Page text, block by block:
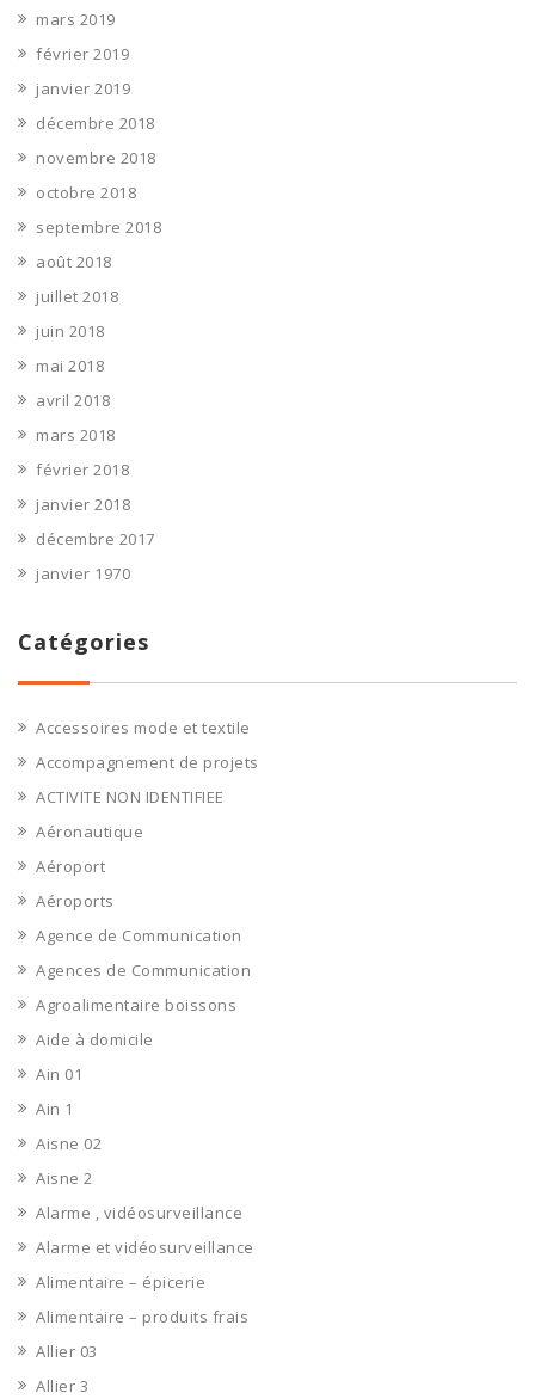
mars 2019
février 2019
janvier 2019
décembre 2018
novembre 2018
octobre 2018
septembre 2018
août 2018
juillet 2018
juin 2018
mai 2018
avril 2018
mars 2018
février 2018
janvier 2018
décembre 2017
janvier 1970
Catégories
Accessoires mode et textile
Accompagnement de projets
ACTIVITE NON IDENTIFIEE
Aéronautique
Aéroport
Aéroports
Agence de Communication
Agences de Communication
Agroalimentaire boissons
Aide à domicile
Ain 01
Ain 1
Aisne 02
Aisne 2
Alarme , vidéosurveillance
Alarme et vidéosurveillance
Alimentaire – épicerie
Alimentaire – produits frais
Allier 03
Allier 3